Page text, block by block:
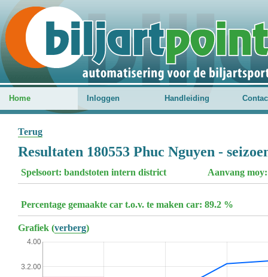
Home Inloggen Handleiding
Terug
Resultaten 180553 Phuc Nguyen -
Spelsoort: bandstoten intern district Aanvang
Percentage gemaakte car t.o.v. te maken car: 89.2 %
Grafiek (verberg)